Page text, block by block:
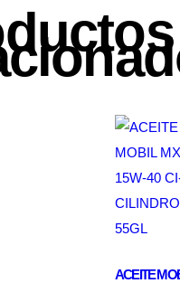
ACEITE